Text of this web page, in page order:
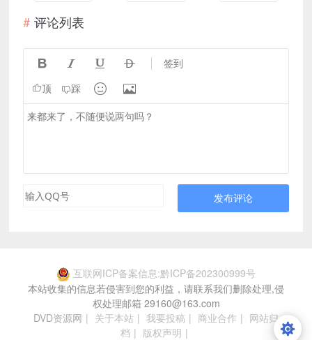
评论列表
    签到
顶 踩  
发布评论
互联网ICP备案信息:黔ICP备202300999号
本站收集的信息若侵害到您的利益，请联系我们删除处理,侵
权处理邮箱 29160@163.com
DVD资源网 | 关于本站 | 我要投稿 | 商业合作 | 网站归
档 | 版权声明 |